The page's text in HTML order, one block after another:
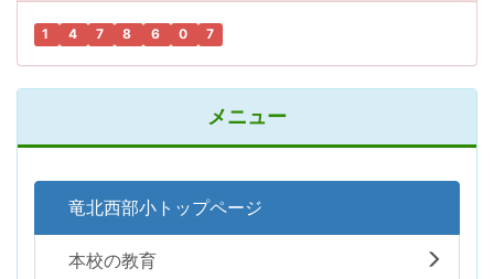
1 4 7 8 6 0 7
メニュー
竜北西部小トップページ
本校の教育